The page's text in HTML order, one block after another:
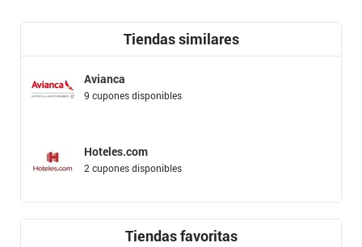
Tiendas similares
Avianca
9 cupones disponibles
Hoteles.com
2 cupones disponibles
Tiendas favoritas